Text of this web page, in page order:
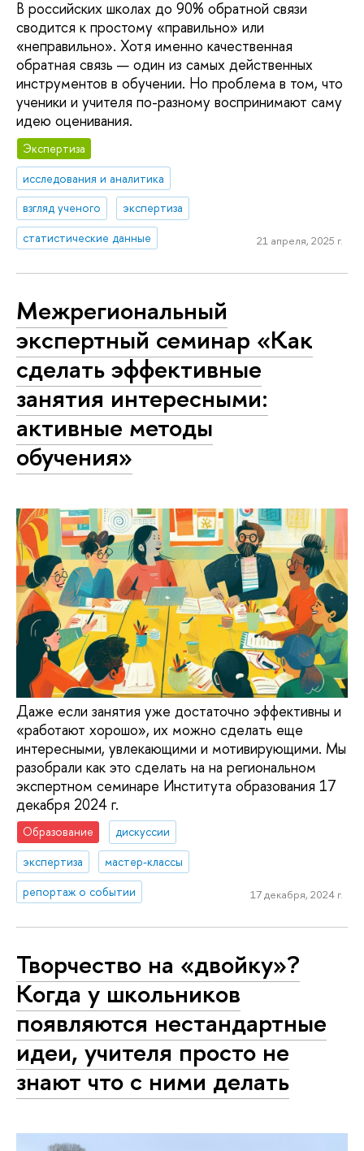
В российских школах до 90% обратной связи
сводится к простому «правильно» или
«неправильно». Хотя именно качественная
обратная связь — один из самых действенных
инструментов в обучении. Но проблема в том, что
ученики и учителя по-разному воспринимают саму
идею оценивания.
Экспертиза
исследования и аналитика
взгляд ученого
экспертиза
статистические данные
21 апреля, 2025 г.
Межрегиональный
экспертный семинар «Как
сделать эффективные
занятия интересными:
активные методы
обучения»
Даже если занятия уже достаточно эффективны и
«работают хорошо», их можно сделать еще
интересными, увлекающими и мотивирующими. Мы
разобрали как это сделать на на региональном
экспертном семинаре Института образования 17
декабря 2024 г.
Образование
дискуссии
экспертиза
мастер-классы
репортаж о событии
17 декабря, 2024 г.
Творчество на «двойку»?
Когда у школьников
появляются нестандартные
идеи, учителя просто не
знают что с ними делать